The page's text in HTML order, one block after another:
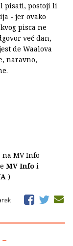
pisati, postoji li
- jer ovako
pisca ne
već dan,
de Waalova
naravno,
MV Info
MV Info i
)
–